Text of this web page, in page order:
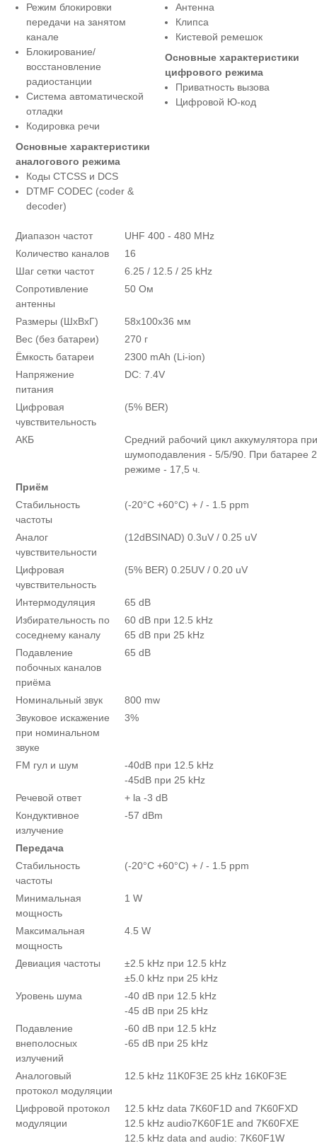
Режим блокировки
передачи на занятом
канале
Блокирование/
восстановление
радиостанции
Система автоматической
отладки
Кодировка речи
Основные характеристики
аналогового режима
Коды CTCSS и DCS
DTMF CODEC (coder &
decoder)
Антенна
Клипса
Кистевой ремешок
Основные характеристики
цифрового режима
Приватность вызова
Цифровой Ю-код
Диапазон частот
UHF 400 - 480 MHz
Количество каналов
16
Шаг сетки частот
6.25 / 12.5 / 25 kHz
Сопротивление
антенны
50 Ом
Размеры (ШхВхГ)
58x100x36 мм
Вес (без батареи)
270 г
Ёмкость батареи
2300 mAh (Li-ion)
Напряжение
питания
DC: 7.4V
Цифровая
чувствительность
(5% BER)
АКБ
Средний рабочий цикл аккумулятора
шумоподавления - 5/5/90. При батарее
режиме - 17,5 ч.
Приём
Стабильность
частоты
(-20°С +60°С) + / - 1.5 ppm
Аналог
чувствительности
(12dBSINAD) 0.3uV / 0.25 uV
Цифровая
чувствительность
(5% BER) 0.25UV / 0.20 uV
Интермодуляция
65 dB
Избирательность по
соседнему каналу
60 dB при 12.5 kHz
65 dB при 25 kHz
Подавление
побочных каналов
приёма
65 dB
Номинальный звук
800 mw
Звуковое искажение
при номинальном
звуке
3%
FM гул и шум
-40dB при 12.5 kHz
-45dB при 25 kHz
Речевой ответ
+ la -3 dB
Кондуктивное
излучение
-57 dBm
Передача
Стабильность
частоты
(-20°С +60°С) + / - 1.5 ppm
Минимальная
мощность
1 W
Максимальная
мощность
4.5 W
Девиация частоты
±2.5 kHz при 12.5 kHz
±5.0 kHz при 25 kHz
Уровень шума
-40 dB при 12.5 kHz
-45 dB при 25 kHz
Подавление
внеполосных
излучений
-60 dB при 12.5 kHz
-65 dB при 25 kHz
Аналоговый
протокол модуляции
12.5 kHz 11K0F3E 25 kHz 16K0F3E
Цифровой протокол
модуляции
12.5 kHz data 7K60F1D and 7K60FXD
12.5 kHz audio7K60F1E and 7K60FXE
12.5 kHz data and audio: 7K60F1W